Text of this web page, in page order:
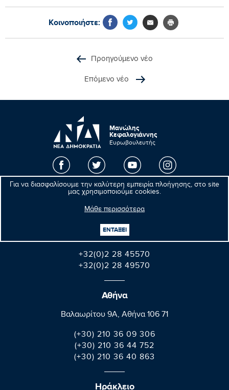
Για να διασφαλίσουμε την καλύτερη εμπειρία πλοήγησης, στο site
μας χρησιμοποιούμε cookies.
Μάθε περισσότερα
ΕΝΤΑΞΕΙ
Κοινοποιήστε:
Προηγούμενο νέο
Επόμενο νέο
Μανώλης
Κεφαλογιάννης
Ευρωβουλευτής
Βρυξέλλες
Parlement européen Bât. Altiero Spinelli
08E165 60, rue Wiertz / Wiertzstraat 60
B-1047 Bruxelles/Brussel
+32(0)2 28 45570
+32(0)2 28 49570
Αθήνα
Βαλαωρίτου 9A, Aθήνα 106 71
(+30) 210 36 09 306
(+30) 210 36 44 752
(+30) 210 36 40 863
Ηράκλειο